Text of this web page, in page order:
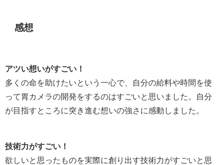
感想
アツい想いがすごい！
多くの命を助けたいという一心で、自分の給料や時間を使
って胃カメラの開発をするのはすごいと思いました。自分
が目指すところに突き進む想いの強さに感動しました。
技術力がすごい！
欲しいと思ったものを実際に創り出す技術力がすごいと思